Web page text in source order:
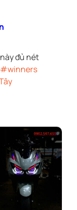
đủ nét
#winners